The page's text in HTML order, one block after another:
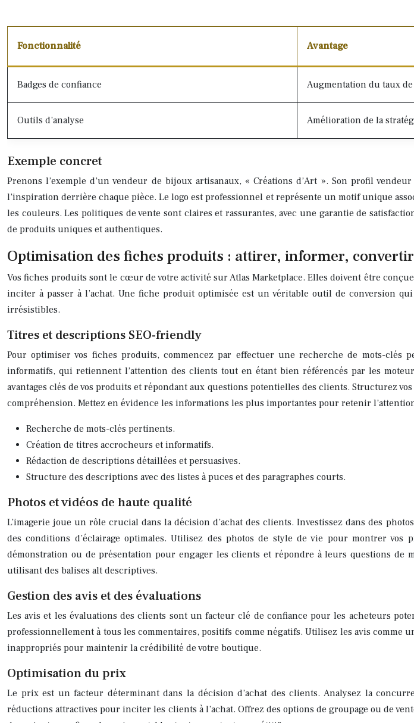
Fonctionnalité Avantage
Badges de confiance Augmentation du taux
Outils d’analyse Amélioration de la
Exemple concret
Prenons l’exemple d’un vendeur de bijoux artisanaux, « Créations d’Art ». Son profil
l’inspiration derrière chaque pièce. Le logo est professionnel et représente un motif unique
les couleurs. Les politiques de vente sont claires et rassurantes, avec une garantie de
de produits uniques et authentiques.
Optimisation des fiches produits : attirer, informer, convertir
Vos fiches produits sont le cœur de votre activité sur Atlas Marketplace. Elles doivent être
inciter à passer à l’achat. Une fiche produit optimisée est un véritable outil de conversion
irrésistibles.
Titres et descriptions SEO-friendly
Pour optimiser vos fiches produits, commencez par effectuer une recherche de mots-
informatifs, qui retiennent l’attention des clients tout en étant bien référencés par les
avantages clés de vos produits et répondant aux questions potentielles des clients. Structurez
compréhension. Mettez en évidence les informations les plus importantes pour retenir
Recherche de mots-clés pertinents.
Création de titres accrocheurs et informatifs.
Rédaction de descriptions détaillées et persuasives.
Structure des descriptions avec des listes à puces et des paragraphes courts.
Photos et vidéos de haute qualité
L’imagerie joue un rôle crucial dans la décision d’achat des clients. Investissez dans des
des conditions d’éclairage optimales. Utilisez des photos de style de vie pour montrer
démonstration ou de présentation pour engager les clients et répondre à leurs questions
utilisant des balises alt descriptives.
Gestion des avis et des évaluations
Les avis et les évaluations des clients sont un facteur clé de confiance pour les acheteurs
professionnellement à tous les commentaires, positifs comme négatifs. Utilisez les avis
inappropriés pour maintenir la crédibilité de votre boutique.
Optimisation du prix
Le prix est un facteur déterminant dans la décision d’achat des clients. Analysez la
réductions attractives pour inciter les clients à l’achat. Offrez des options de groupage ou de